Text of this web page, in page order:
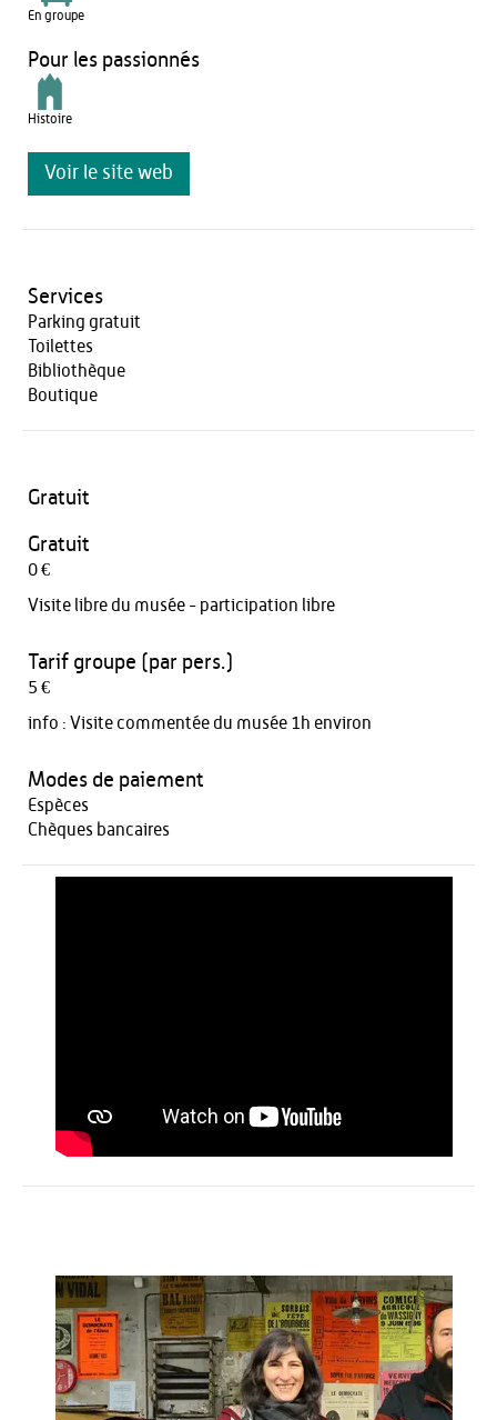
En groupe
Pour les passionnés
Histoire
Voir le site web
Services
Parking gratuit
Toilettes
Bibliothèque
Boutique
Gratuit
Gratuit
0 €
Visite libre du musée - participation libre
Tarif groupe (par pers.)
5 €
info : Visite commentée du musée 1h environ
Modes de paiement
Espèces
Chèques bancaires